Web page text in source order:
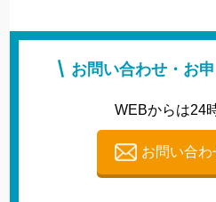
お問い合わせ・お
WEBからは24
お問い合わ